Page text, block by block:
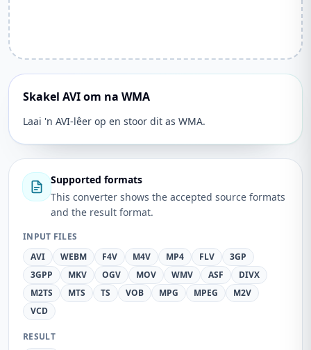
Skakel AVI om na WMA
Laai 'n AVI-lêer op en stoor dit as WMA.
Supported formats
This converter shows the accepted source formats
and the result format.
INPUT FILES
AVI
WEBM F4V M4V MP4 FLV
3GP
3GPP
MKV OGV MOV WMV ASF
DIVX
M2TS
MTS TS VOB MPG MPEG
M2V
VCD
RESULT